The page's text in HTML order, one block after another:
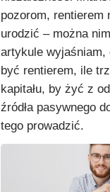
pozorom, rentierem
urodzić – można
artykule
być rentierem, ile
kapitału, by żyć z
źródła pasywnego
tego prowadzić.